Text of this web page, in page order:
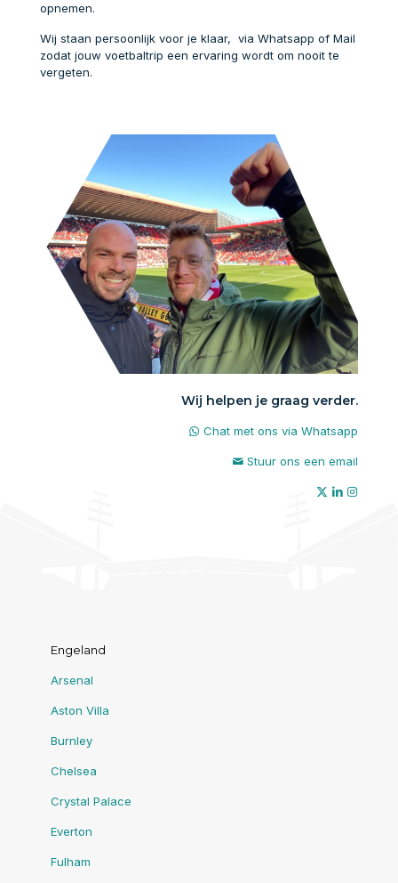
opnemen.
Wij staan persoonlijk voor je klaar, via Whatsapp of Mail
zodat jouw voetbaltrip een ervaring wordt om nooit te
vergeten.
Wij helpen je graag verder.
Chat met ons via Whatsapp
Stuur ons een email
Engeland
Arsenal
Aston Villa
Burnley
Chelsea
Crystal Palace
Everton
Fulham